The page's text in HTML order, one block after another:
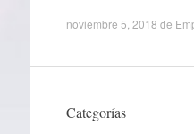
noviembre 5, 2018 de
Categorías